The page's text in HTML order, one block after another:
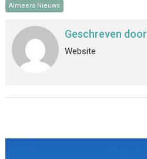
Almeers Nieuws
Geschreven door
Website